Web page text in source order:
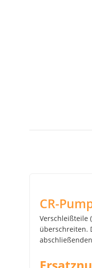
CR-
Verschleißteile
überschreiten.